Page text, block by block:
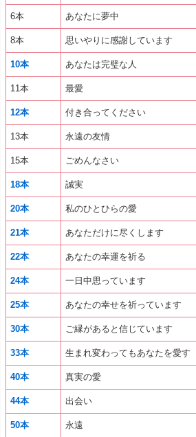
6本 あなたに夢中
8本 思いやりに感謝しています
10本 あなたは完璧な人
11本 最愛
12本 付き合ってください
13本 永遠の友情
15本 ごめんなさい
18本 誠実
20本 私のひとひらの愛
21本 あなただけに尽くします
22本 あなたの幸運を祈る
24本 一日中思っています
25本 あなたの幸せを祈っています
30本 ご縁があると信じています
33本 生まれ変わってもあなたを愛す
40本 真実の愛
44本 出会い
50本 永遠